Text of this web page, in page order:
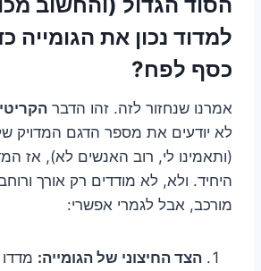
למדוד נכון את הגומייה
כסף לפח?
אמרנו שנחזור לזה. זהו הדבר
לא יודעים את מספר הדגם המדויק
(ותאמינו לי, רוב האנשים לא), אז
היחיד. ולא, לא מודדים רק אורך
מורכב, אבל לגמרי אפשרי:
הצד החיצוני של הגומייה: